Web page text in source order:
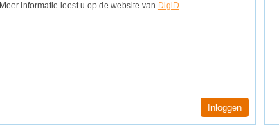
Meer informatie leest u op de website van DigiD.
Inloggen